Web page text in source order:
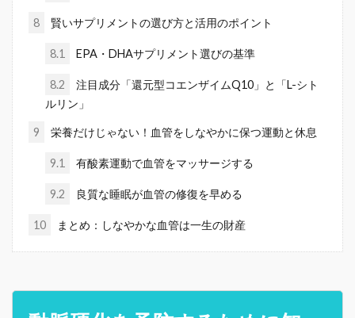
8 賢いサプリメントの選び方と活用のポイント
8.1 EPA・DHAサプリメント選びの基準
8.2
注目成分「還元型コエンザイムQ10」と「L-シト
ルリン」
9 栄養だけじゃない！血管をしなやかに保つ運動と休息
9.1 有酸素運動で血管をマッサージする
9.2 良質な睡眠が血管の修復を早める
10 まとめ：しなやかな血管は一生の財産